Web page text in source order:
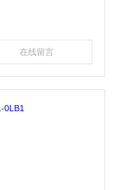
宇，西门子工控系列
一罚十，质保一年。
在线留言